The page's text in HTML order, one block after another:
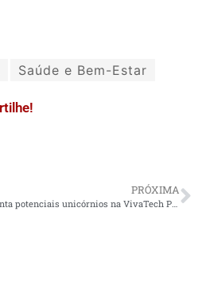
Saúde e Bem-Estar
PRÓXIMA
Arábia Saudita apresenta potenciais unicórnios na VivaTech Paris, destacando o crescente poder de inovação do Reino